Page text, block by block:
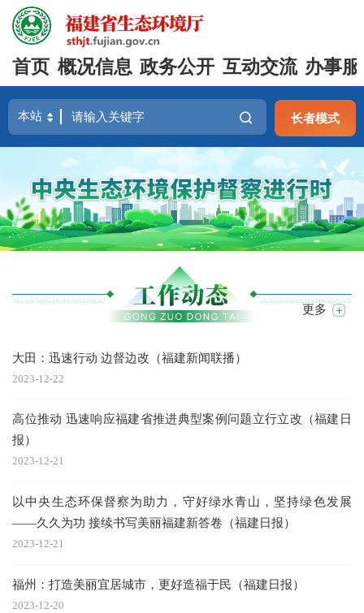
首页 概况信息 政务公开 互动交流 办事
长者模式
更多
大田：迅速行动 边督边改（福建新闻联播）
2023-12-22
高位推动 迅速响应福建省推进典型案例问题立行立改（福建日
报）
2023-12-21
以中央生态环保督察为助力，守好绿水青山，坚持绿色发展
——久久为功 接续书写美丽福建新答卷（福建日报）
2023-12-21
福州：打造美丽宜居城市，更好造福于民（福建日报）
2023-12-20